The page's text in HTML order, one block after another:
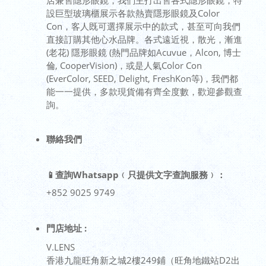
設巨型玻璃櫃展示各款熱賣隱形眼鏡及Color
Con，客人既可選擇展示中的款式，甚至可向我們
直接訂購其他心水品牌。各式遠近視，散光，漸進
(老花) 隱形眼鏡 (熱門品牌如Acuvue，Alcon, 博士
倫, CooperVision)，或是人氣Color Con
(EverColor, SEED, Delight, FreshKon等)，我們都
能一一提供，多款現貨備有齊全度數，歡迎參觀查
詢。
聯絡我們
📱查詢Whatsapp﹙只提供文字查詢服務﹚：
+852 9025 9749
門店地址 :
V.LENS
香港九龍旺角新之城2樓249鋪（旺角地鐵站D2出